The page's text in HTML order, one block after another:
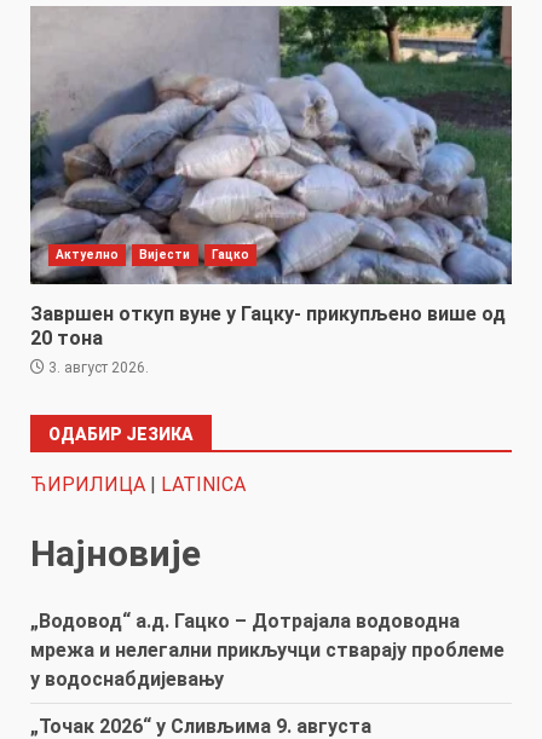
Актуелно Вијести Гацко
Завршен откуп вуне у Гацку- прикупљено више од
20 тона
3. август 2026.
ОДАБИР ЈЕЗИКА
ЋИРИЛИЦА | LATINICA
Најновије
„Водовод“ а.д. Гацко – Дотрајала водоводна
мрежа и нелегални прикључци стварају проблеме
у водоснабдијевању
„Точак 2026“ у Сливљима 9. августа